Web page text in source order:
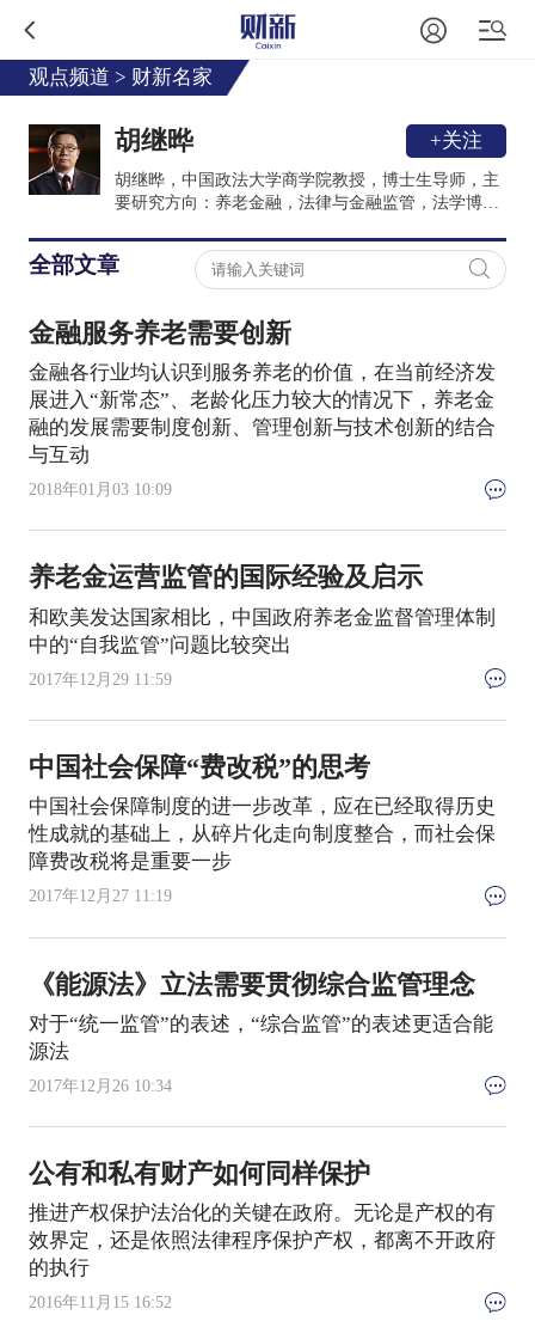
观点频道 > 财新名家
胡继晔 +关注
胡继晔，中国政法大学商学院教授，博士生导师，主
要研究方向：养老金融，法律与金融监管，法学博弈
博士学位，国家公派英国牛津大学访问学者，欧盟-中
国社会保障项目中方高级专家。承担国家社科基金课
题《社保基金监管立法研究》，承担全国人大财经委
《社会保险与社会救助制度衔接研究》课题、人力资
源和社会保障部《社会保险基金监督管理条例》立法
调研课题等多项课题研究。担任中国社会保险学会、
中国世界经济学会理事。
全部文章
金融服务养老需要创新
金融各行业均认识到服务养老的价值，在当前经济发
展进入“新常态”、老龄化压力较大的情况下，养老金
融的发展需要制度创新、管理创新与技术创新的结合
与互动
2018年01月03 10:09
养老金运营监管的国际经验及启示
和欧美发达国家相比，中国政府养老金监督管理体制
中的“自我监管”问题比较突出
2017年12月29 11:59
中国社会保障“费改税”的思考
中国社会保障制度的进一步改革，应在已经取得历史
性成就的基础上，从碎片化走向制度整合，而社会保
障费改税将是重要一步
2017年12月27 11:19
《能源法》立法需要贯彻综合监管理念
对于“统一监管”的表述，“综合监管”的表述更适合能
源法
2017年12月26 10:34
公有和私有财产如何同样保护
推进产权保护法治化的关键在政府。无论是产权的有
效界定，还是依照法律程序保护产权，都离不开政府
的执行
2016年11月15 16:52